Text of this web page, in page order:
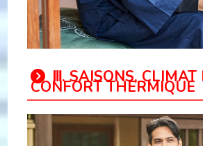
Ⅲ. SAISONS, CLIMAT
CONFORT THERMIQUE